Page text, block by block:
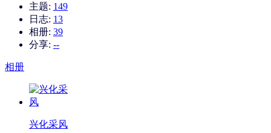
主题: 149
日志: 13
相册: 39
分享: --
相册
兴化采风